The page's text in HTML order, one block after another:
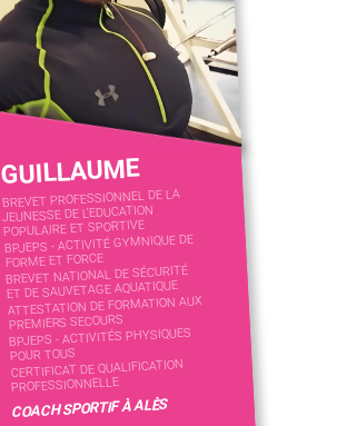
GUILLAUME
BREVET PROFESSIONNEL DE LA
JEUNESSE DE L'EDUCATION
POPULAIRE ET SPORTIVE
BPJEPS - ACTIVITÉ GYMNIQUE DE
FORME ET FORCE
BREVET NATIONAL DE SÉCURITÉ
ET DE SAUVETAGE AQUATIQUE
ATTESTATION DE FORMATION AUX
PREMIERS SECOURS
BPJEPS - ACTIVITÉS PHYSIQUES
POUR TOUS
CERTIFICAT DE QUALIFICATION
PROFESSIONNELLE
COACH SPORTIF À ALÈS